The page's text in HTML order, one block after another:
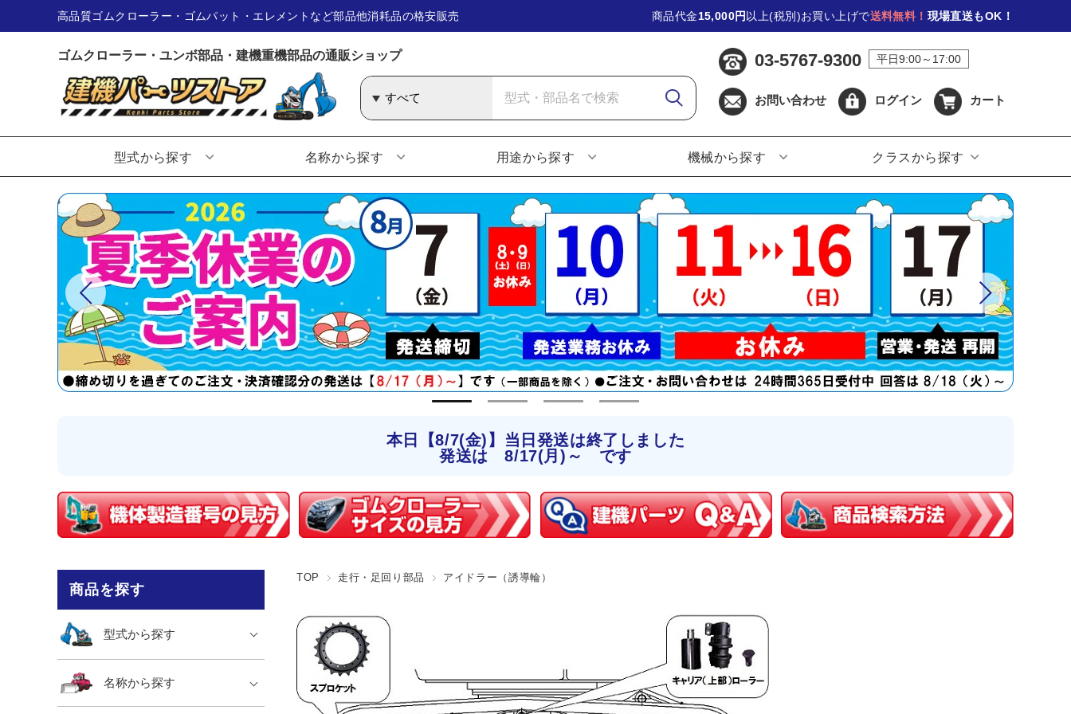
高品質ゴムクローラー・ゴムパット・エレメントなど部品他消耗品の格安販売 商品代金15,000円 以上(税別)お買い上げで送料無料！ 現場直送もOK！
ゴムクローラー・ユンボ部品・建機重機部品の通販ショップ 03-5767-9300 平日9:00～17:00
お問い合わせ ログイン カート
型式から探す 名称から探す 用途から探す 機械から探す クラスから探す
本日【8/7(金)】当日発送は終了しました
発送は 8/17(月)～ です
TOP 走行・足回り部品 アイドラー（誘導輪）
商品を探す
型式から探す
名称から探す